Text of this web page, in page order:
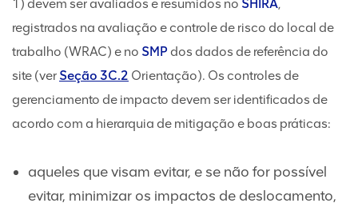
1) devem ser avaliados e resumidos no SHIRA,
registrados na avaliação e controle de risco do local de
trabalho (WRAC) e no SMP dos dados de referência do
site (ver Seção 3C.2 Orientação). Os controles de
gerenciamento de impacto devem ser identificados de
acordo com a hierarquia de mitigação e boas práticas:
aqueles que visam evitar, e se não for possível
evitar, minimizar os impactos de deslocamento,